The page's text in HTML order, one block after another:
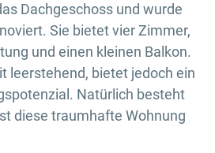
Dachgeschoss und wurde
Sie bietet vier Zimmer,
und einen kleinen Balkon.
leerstehend, bietet jedoch ein
Natürlich besteht
diese traumhafte Wohnung